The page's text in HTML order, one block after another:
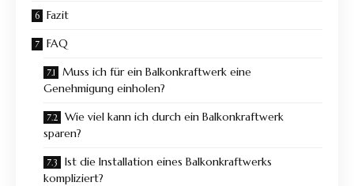
Fazit
FAQ
Muss ich für ein Balkonkraftwerk eine
Genehmigung einholen?
Wie viel kann ich durch ein Balkonkraftwerk
sparen?
Ist die Installation eines Balkonkraftwerks
kompliziert?